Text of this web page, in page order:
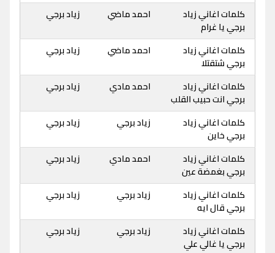
كلمات اغاني زياد
برجي يا غرام
احمد ماضي زياد برجي
كلمات اغاني زياد
برجي شتقتلا
احمد ماضي زياد برجي
كلمات اغاني زياد
برجي انت حبيب القلب
احمد مادي زياد برجي
كلمات اغاني زياد
برجي خاين
زياد برجي زياد برجي
كلمات اغاني زياد
برجي بغمضة عين
احمد مادي زياد برجي
كلمات اغاني زياد
برجي قال ايه
زياد برجي زياد برجي
كلمات اغاني زياد
برجي يا غالي علي
زياد برجي زياد برجي